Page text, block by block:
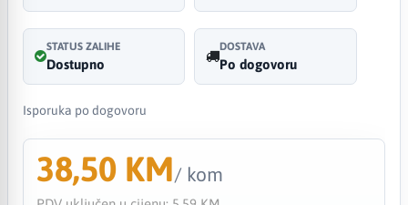
STATUS ZALIHE
Dostupno
DOSTAVA
Po dogovoru
Isporuka po dogovoru
38,50 KM/ kom